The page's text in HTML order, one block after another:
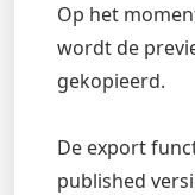
Op het
wordt de
gekopieerd.
De export
published